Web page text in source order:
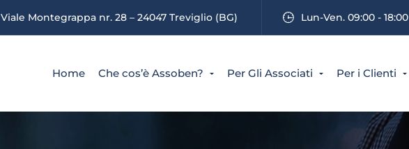
Viale Montegrappa nr. 28 – 24047 Treviglio (BG) Lun-Ven. 09:00 - 18:00
Home Che cos’è Assoben? Per Gli Associati Per i Clienti